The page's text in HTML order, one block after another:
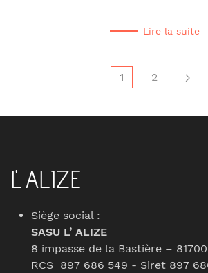
Lire la suite
1 2
L' ALIZE
Siège social :
SASU L’ ALIZE
8 impasse de la Bastière –
RCS 897 686 549 - Siret 897